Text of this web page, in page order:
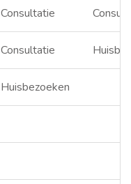
Consultatie
Consultatie
Huisbezoeken